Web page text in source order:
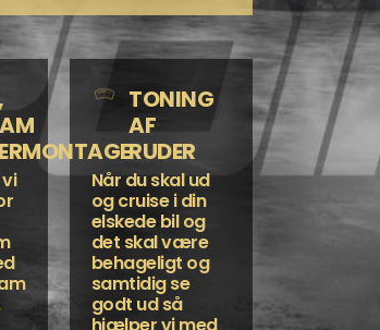
TONING
AF
RUDER
Når du skal ud
og cruise i din
elskede bil og
det skal være
behageligt og
samtidig se
godt ud så
hjælper vi med